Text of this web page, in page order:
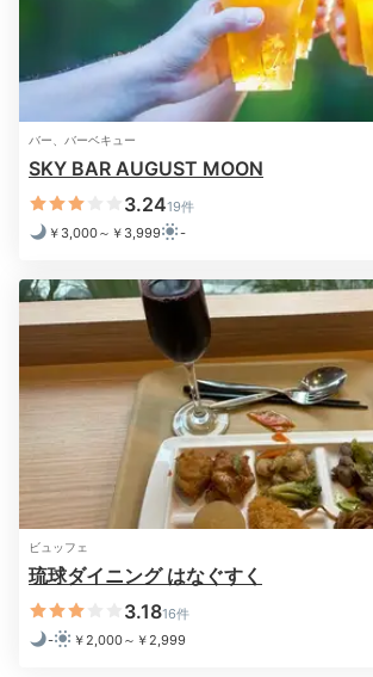
カクテルイメージ
AUGUST MOON」で旅の時間を満喫。
クテルが南国の雰囲気をUPしてくれま
階にあり、素敵な夜景を楽しめますよ
harumi_n_
夜は屋上バーにて、ピザや夏季限定スムージー
ださってありがたかったです！
バー、バーベキュー
SKY BAR AUGUST MOON
3.2419件
￥3,000～￥3,999
-
ビュッフェ
琉球ダイニング はなぐすく
3.1816件
-
￥2,000～￥2,999